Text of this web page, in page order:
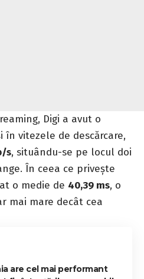
Digi a avut o
vitezele de descărcare,
s, situându-se pe locul doi
În ceea ce privește
o medie de 40,39 ms, o
mai mare decât cea
are cel mai performant